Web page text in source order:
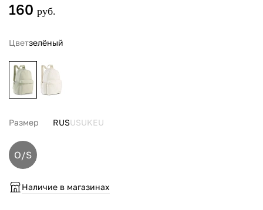
160 руб.
Цветзелёный
Размер RUSUSUKEU
O/S
Наличие в магазинах